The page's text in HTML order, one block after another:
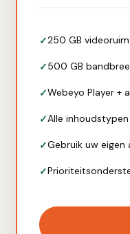
250 GB
500 GB
Webeyo Player +
Alle
Gebruik uw